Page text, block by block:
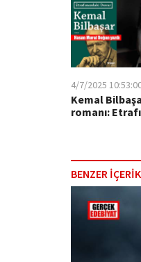
4/7/2025
Kemal
romanı:
BENZER